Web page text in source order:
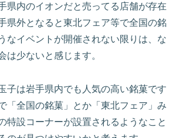
県内のイオンだと売ってる店舗が存在
県外となると東北フェア等で全国の銘
なイベントが開催されない限りは、な
は少ないと感じます。
子は岩手県内でも人気の高い銘菓です
「全国の銘菓」とか「東北フェア」み
特設コーナーが設置されるようなこと